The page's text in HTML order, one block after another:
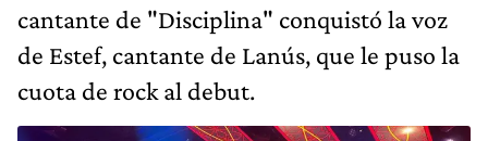
cantante de "Disciplina" conquistó la voz
de Estef, cantante de Lanús, que le puso la
cuota de rock al debut.